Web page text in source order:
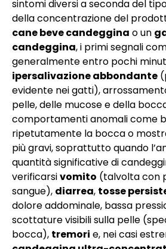
sintomi diversi a seconda del
della concentrazione del
cane beve candeggina o un
candeggina, i primi segnali
generalmente entro pochi
ipersalivazione abbondante
evidente nei gatti),
pelle, delle mucose e della
comportamenti anomali come
ripetutamente la bocca o
più gravi, soprattutto quando
quantità significative di
verificarsivomito (talvolta con
sangue), diarrea, tosse
dolore addominale, bassa
scottature visibili sulla pelle
bocca), tremori e, nei casi